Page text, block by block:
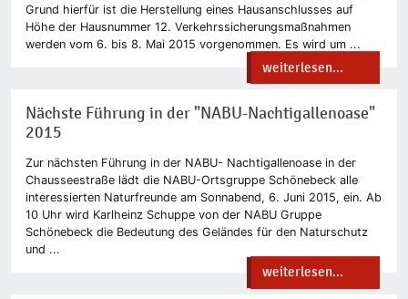
Grund hierfür ist die Herstellung eines Hausanschlusses auf
Höhe der Hausnummer 12. Verkehrssicherungsmaßnahmen
werden vom 6. bis 8. Mai 2015 vorgenommen. Es wird um ...
weiterlesen...
Nächste Führung in der "NABU-Nachtigallenoase"
2015
Zur nächsten Führung in der NABU- Nachtigallenoase in der
Chausseestraße lädt die NABU-Ortsgruppe Schönebeck alle
interessierten Naturfreunde am Sonnabend, 6. Juni 2015, ein. Ab
10 Uhr wird Karlheinz Schuppe von der NABU Gruppe
Schönebeck die Bedeutung des Geländes für den Naturschutz
und ...
weiterlesen...